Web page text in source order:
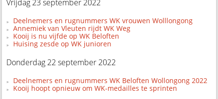
Vrijdag 23 september 2022
Deelnemers en rugnummers WK vrouwen Wolllongong
Annemiek van Vleuten rijdt WK Weg
Kooij is nu vijfde op WK Beloften
Huising zesde op WK junioren
Donderdag 22 september 2022
Deelnemers en rugnummers WK Beloften Wollongong 2022
Kooij hoopt opnieuw om WK-medailles te sprinten